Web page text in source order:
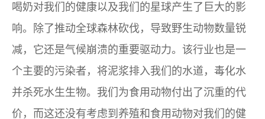
喝奶对我们的健康以及我们的星球产生了巨大的影
响。除了推动全球森林砍伐，导致野生动物数量锐
减，它还是气候崩溃的重要驱动力。该行业也是一
个主要的污染者，将泥浆排入我们的水道，毒化水
并杀死水生生物。我们为食用动物付出了沉重的代
价，而这还没有考虑到养殖和食用动物对我们的健